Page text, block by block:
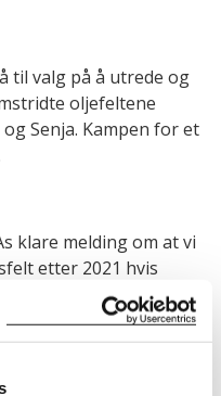
til valg på å utrede og
oljefeltene
Senja. Kampen for et
klare melding om at vi
etter 2021 hvis
i 2050, deler
ut53
sokkeli